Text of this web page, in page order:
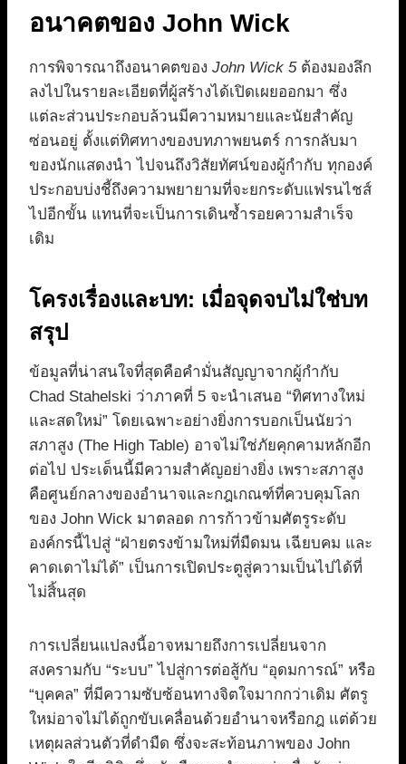
อนาคตของ John Wick
การพิจารณาถึงอนาคตของ John Wick 5ต้องมองลึก
ลงไปในรายละเอียดที่ผู้สร้างได้เปิดเผยออกมา ซึ่ง
แต่ละส่วนประกอบล้วนมีความหมายและนัยสำคัญ
ซ่อนอยู่ ตั้งแต่ทิศทางของบทภาพยนตร์ การกลับมา
ของนักแสดงนำ ไปจนถึงวิสัยทัศน์ของผู้กำกับ ทุกองค์
ประกอบบ่งชี้ถึงความพยายามที่จะยกระดับแฟรนไชส์
ไปอีกขั้น แทนที่จะเป็นการเดินซ้ำรอยความสำเร็จ
เดิม
โครงเรื่องและบท: เมื่อจุดจบไม่ใช่บท
สรุป
ข้อมูลที่น่าสนใจที่สุดคือคำมั่นสัญญาจากผู้กำกับ
Chad Stahelski ว่าภาคที่ 5 จะนำเสนอ “ทิศทางใหม่
และสดใหม่” โดยเฉพาะอย่างยิ่งการบอกเป็นนัยว่า
สภาสูง (The High Table) อาจไม่ใช่ภัยคุกคามหลักอีก
ต่อไป ประเด็นนี้มีความสำคัญอย่างยิ่ง เพราะสภาสูง
คือศูนย์กลางของอำนาจและกฎเกณฑ์ที่ควบคุมโลก
ของ John Wick มาตลอด การก้าวข้ามศัตรูระดับ
องค์กรนี้ไปสู่ “ฝ่ายตรงข้ามใหม่ที่มืดมน เฉียบคม และ
คาดเดาไม่ได้” เป็นการเปิดประตูสู่ความเป็นไปได้ที่
ไม่สิ้นสุด
การเปลี่ยนแปลงนี้อาจหมายถึงการเปลี่ยนจาก
สงครามกับ “ระบบ” ไปสู่การต่อสู้กับ “อุดมการณ์” หรือ
“บุคคล” ที่มีความซับซ้อนทางจิตใจมากกว่าเดิม ศัตรู
ใหม่อาจไม่ได้ถูกขับเคลื่อนด้วยอำนาจหรือกฎ แต่ด้วย
เหตุผลส่วนตัวที่ดำมืด ซึ่งจะสะท้อนภาพของ John